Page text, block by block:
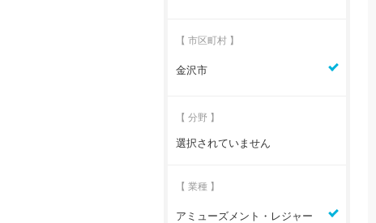
【 市区町村 】
金沢市
【 分野 】
選択されていません
【 業種 】
アミューズメント・レジャー